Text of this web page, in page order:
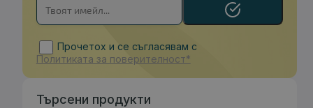
Прочетох и се съгласявам с
Политиката за поверителност*
Търсени продукти